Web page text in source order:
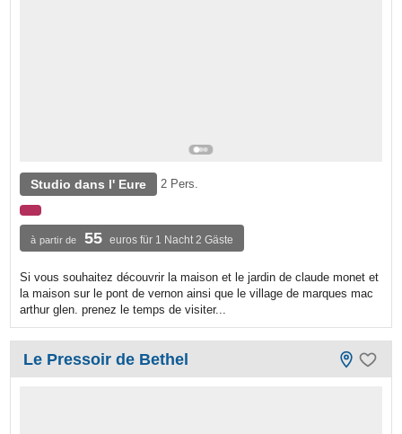
Studio dans l' Eure 2 Pers.
à partir de 55 euros für 1 Nacht 2 Gäste
Si vous souhaitez découvrir la maison et le jardin de claude monet et
la maison sur le pont de vernon ainsi que le village de marques mac
arthur glen. prenez le temps de visiter...
Le Pressoir de Bethel